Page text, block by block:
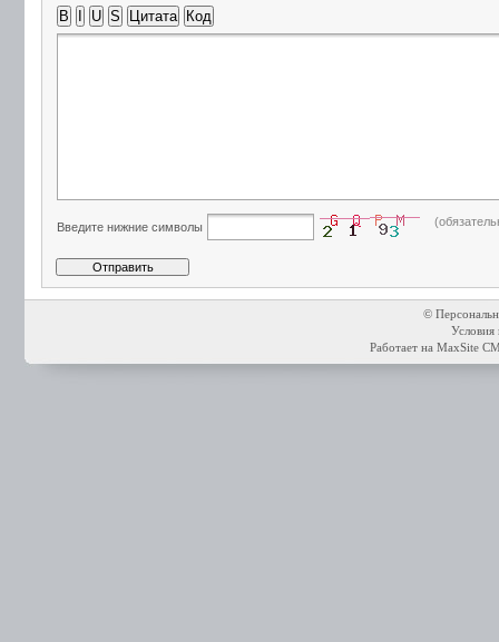
B U S Цитата Код
Введите нижние символы
©
Условия
Работает на MaxSite